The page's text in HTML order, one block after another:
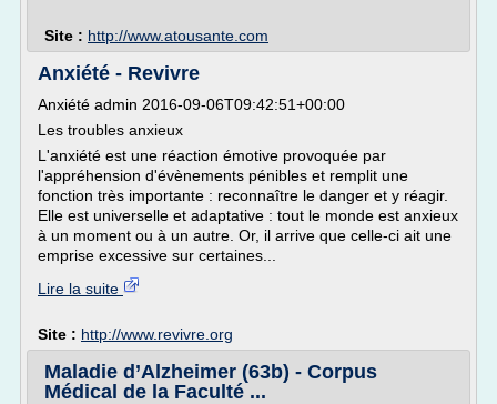
Site : http://www.atousante.com
Anxiété - Revivre
Anxiété admin 2016-09-06T09:42:51+00:00
Les troubles anxieux
L'anxiété est une réaction émotive provoquée par
l'appréhension d'évènements pénibles et remplit une
fonction très importante : reconnaître le danger et y réagir.
Elle est universelle et adaptative : tout le monde est anxieux
à un moment ou à un autre. Or, il arrive que celle-ci ait une
emprise excessive sur certaines...
Lire la suite
Site : http://www.revivre.org
Maladie d’Alzheimer (63b) - Corpus
Médical de la Faculté ...